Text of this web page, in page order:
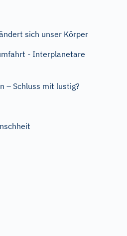
sich unser Körper
- Interplanetare
– Schluss mit lustig?